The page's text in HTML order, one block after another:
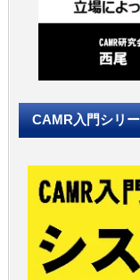
CAMR入門シリ